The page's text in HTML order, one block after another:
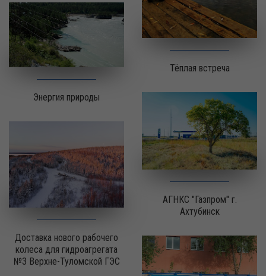
Тёплая встреча
Энергия природы
АГНКС "Газпром" г.
Ахтубинск
Доставка нового рабочего
колеса для гидроагрегата
№3 Верхне-Туломской ГЭС